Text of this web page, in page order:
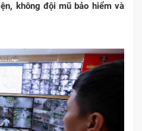
không đội mũ bảo hiểm và